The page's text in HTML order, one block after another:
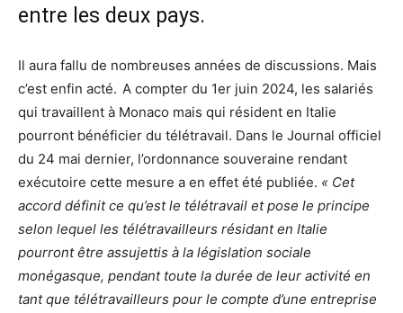
entre les deux pays.
Il aura fallu de nombreuses années de discussions. Mais
c’est enfin acté. A compter du 1er juin 2024, les salariés
qui travaillent à Monaco mais qui résident en Italie
pourront bénéficier du télétravail. Dans le Journal officiel
du 24 mai dernier, l’ordonnance souveraine rendant
exécutoire cette mesure a en effet été publiée. « Cet
accord définit ce qu’est le télétravail et pose le principe
selon lequel les télétravailleurs résidant en Italie
pourront être assujettis à la législation sociale
monégasque, pendant toute la durée de leur activité en
tant que télétravailleurs pour le compte d’une entreprise